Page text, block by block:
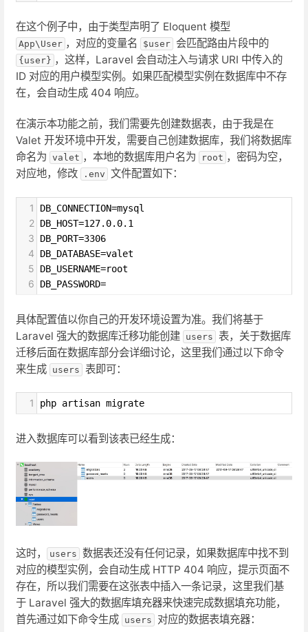
在这个例子中，由于类型声明了 Eloquent 模型
App\User ，对应的变量名 $user 会匹配路由片段中的
{user} ，这样，Laravel 会自动注入与请求 URI 中传入的
ID 对应的用户模型实例。如果匹配模型实例在数据库中不存
在，会自动生成 404 响应。
在演示本功能之前，我们需要先创建数据表，由于我是在
Valet 开发环境中开发，需要自己创建数据库，我们将数据库
命名为 valet ，本地的数据库用户名为 root ，密码为空，
对应地，修改
.env 文件配置如下：
1 DB_CONNECTION=mysql
2 DB_HOST=127.0.0.1
3 DB_PORT=3306
4 DB_DATABASE=valet
5 DB_USERNAME=root
6 DB_PASSWORD=
具体配置值以你自己的开发环境设置为准。我们将基于
Laravel 强大的数据库迁移功能创建 users 表，关于数据库
迁移后面在数据库部分会详细讨论，这里我们通过以下命令
来生成 users 表即可：
1 php artisan migrate
进入数据库可以看到该表已经生成：
这时， users 数据表还没有任何记录，如果数据库中找不到
对应的模型实例，会自动生成 HTTP 404 响应，提示页面不
存在，所以我们需要在这张表中插入一条记录，这里我们基
于 Laravel 强大的数据库填充器来快速完成数据填充功能，
首先通过如下命令生成 users 对应的数据表填充器：